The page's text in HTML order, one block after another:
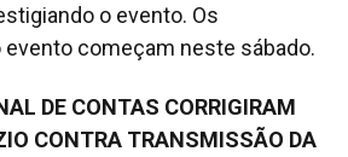
o evento. Os
evento começam neste sábado.
DE CONTAS CORRIGIRAM
CONTRA TRANSMISSÃO DA